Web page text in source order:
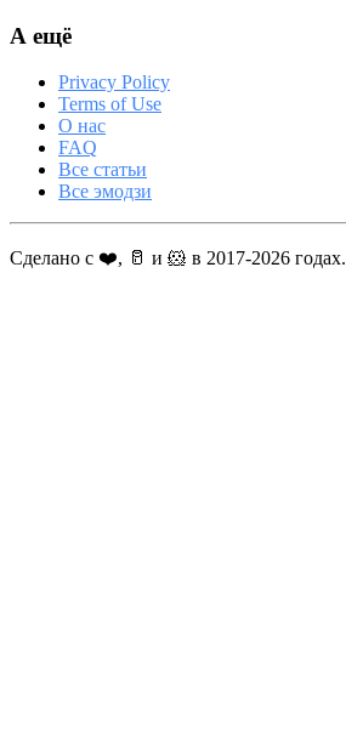
А ещё
Privacy Policy
Terms of Use
О нас
FAQ
Все статьи
Все эмодзи
Сделано с ❤️, 🥛 и 🐹 в 2017-2026 годах.